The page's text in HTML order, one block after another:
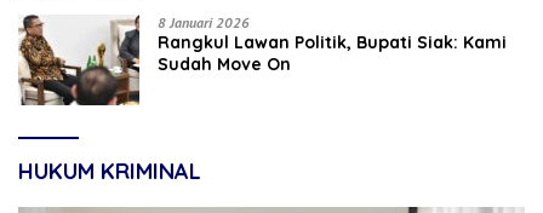
8 Januari 2026
Rangkul Lawan Politik, Bupati Siak: Kami
Sudah Move On
HUKUM KRIMINAL